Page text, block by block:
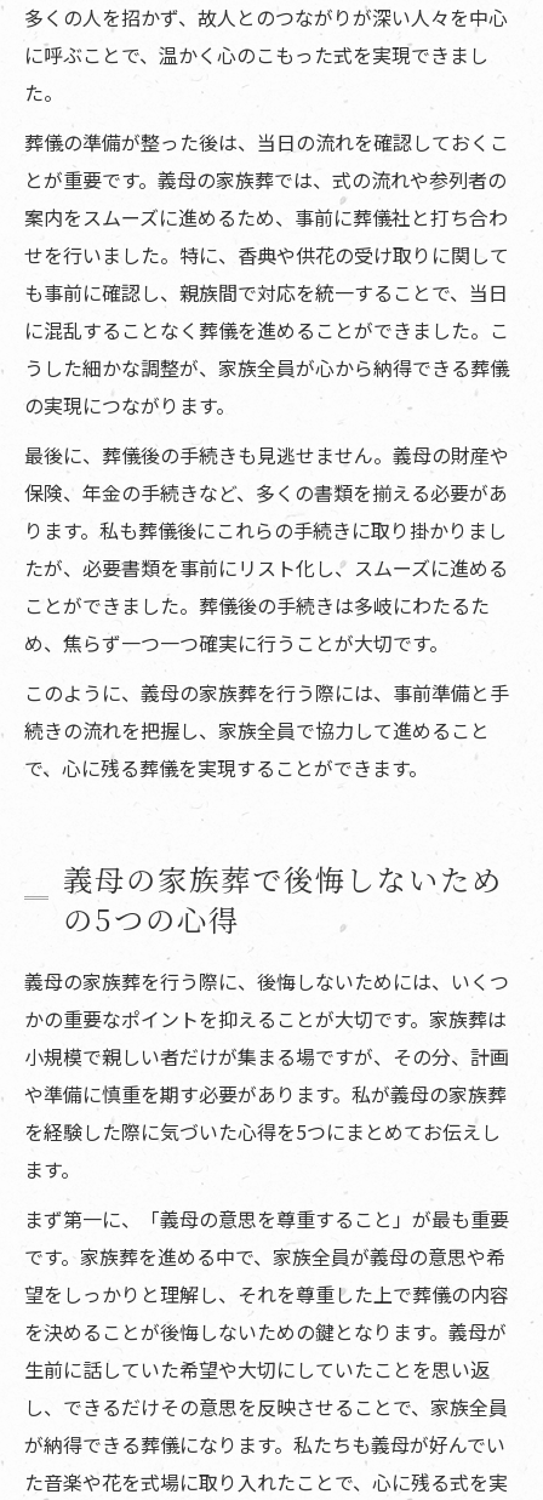
多くの人を招かず、故人とのつながりが深い人々を中心
に呼ぶことで、温かく心のこもった式を実現できまし
た。
葬儀の準備が整った後は、当日の流れを確認しておくこ
とが重要です。義母の家族葬では、式の流れや参列者の
案内をスムーズに進めるため、事前に葬儀社と打ち合わ
せを行いました。特に、香典や供花の受け取りに関して
も事前に確認し、親族間で対応を統一することで、当日
に混乱することなく葬儀を進めることができました。こ
うした細かな調整が、家族全員が心から納得できる葬儀
の実現につながります。
最後に、葬儀後の手続きも見逃せません。義母の財産や
保険、年金の手続きなど、多くの書類を揃える必要があ
ります。私も葬儀後にこれらの手続きに取り掛かりまし
たが、必要書類を事前にリスト化し、スムーズに進める
ことができました。葬儀後の手続きは多岐にわたるた
め、焦らず一つ一つ確実に行うことが大切です。
このように、義母の家族葬を行う際には、事前準備と手
続きの流れを把握し、家族全員で協力して進めること
で、心に残る葬儀を実現することができます。
義母の家族葬で後悔しないため
の5つの心得
義母の家族葬を行う際に、後悔しないためには、いくつ
かの重要なポイントを抑えることが大切です。家族葬は
小規模で親しい者だけが集まる場ですが、その分、計画
や準備に慎重を期す必要があります。私が義母の家族葬
を経験した際に気づいた心得を5つにまとめてお伝えし
ます。
まず第一に、「義母の意思を尊重すること」が最も重要
です。家族葬を進める中で、家族全員が義母の意思や希
望をしっかりと理解し、それを尊重した上で葬儀の内容
を決めることが後悔しないための鍵となります。義母が
生前に話していた希望や大切にしていたことを思い返
し、できるだけその意思を反映させることで、家族全員
が納得できる葬儀になります。私たちも義母が好んでい
た音楽や花を式場に取り入れたことで、心に残る式を実